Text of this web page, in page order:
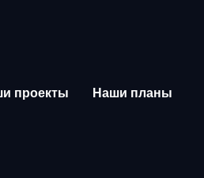
проекты Наши планы